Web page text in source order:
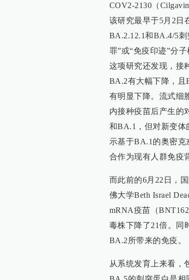
COV2-2130（
该研究最早于5月2日
BA.2.12.1和BA.4/5
罪”或“免疫印迹”分
这项研究还发现，接
BA.2有大幅下降，且
有明显下降。流式细
内接种疫苗后产生的
和BA.1，但对新变体
示基于BA.1的奥密
合作为现有人群免疫
而此前的6月22日，
佛大学Beth Israel
mRNA疫苗（
毒株下降了21倍。同
BA.2所带来的免疫。
从系统发育上来看，